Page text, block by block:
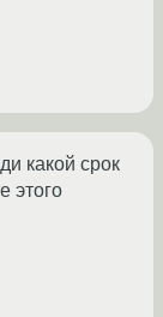
какой срок
этого